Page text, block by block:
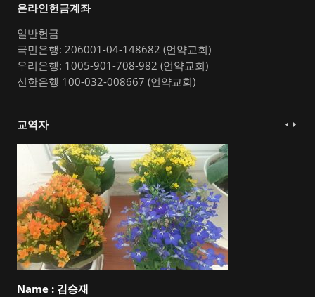
온라인헌금계좌
일반헌금
국민은행: 206001-04-148682 (언약교회)
우리은행: 1005-901-708-982 (언약교회)
신한은행 100-032-008667 (언약교회)
교역자
Name : 김승재